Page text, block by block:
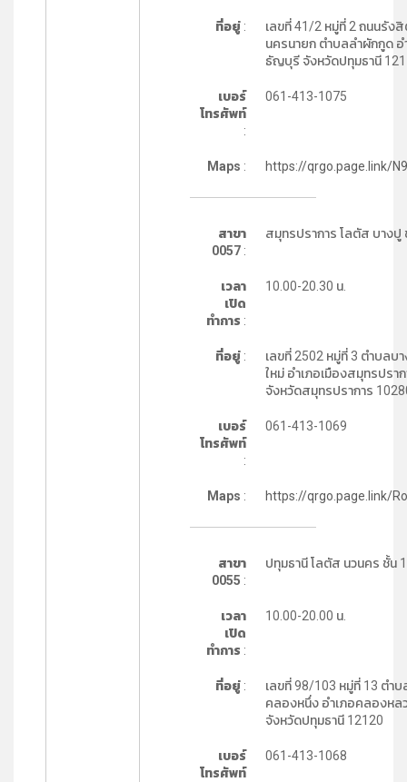
ที่อยู่:
เลขที่ 41/2 หมู่ที่ 2 ถนนรัง
นครนายก ตำบลลำผักกูด อ
ธัญบุรี จังหวัดปทุมธานี
เบอร์
โทรศัพท์
:
061-413-1075
Maps : https://qrgo.page.link/
สาขา
0057:
สมุทรปราการ โลตัส บางปู
เวลา
เปิด
ทำการ :
10.00-20.30 น.
ที่อยู่:
เลขที่ 2502 หมู่ที่ 3 ตำบลบ
ใหม่ อำเภอเมืองสมุทรปรา
จังหวัดสมุทรปราการ
เบอร์
โทรศัพท์
:
061-413-1069
Maps : https://qrgo.page.link/
สาขา
0055 :
ปทุมธานี โลตัส นวนคร ชั้น 1
เวลา
เปิด
ทำการ :
10.00-20.00 น.
ที่อยู่:
เลขที่ 98/103 หมู่ที่ 13 ตำบ
คลองหนึ่ง อำเภอคลองหล
จังหวัดปทุมธานี 12120
เบอร์
โทรศัพท์
061-413-1068